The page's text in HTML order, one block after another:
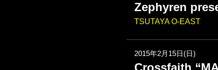
Zephyren
TSUTAYA O-EAST
2015年2月15日(日)